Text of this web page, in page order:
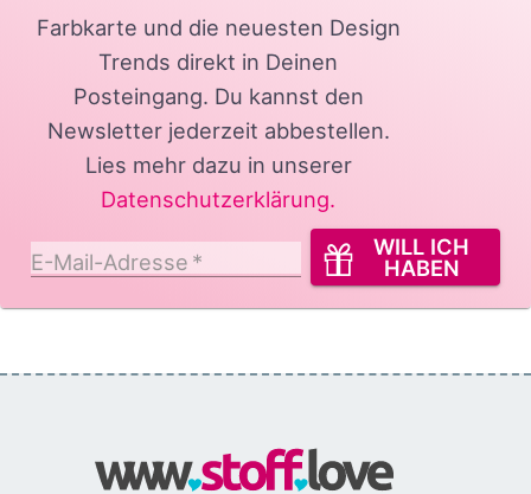
Farbkarte und die neuesten Design
Trends direkt in Deinen
Posteingang. Du kannst den
Newsletter jederzeit abbestellen.
Lies mehr dazu in unserer
Datenschutzerklärung.
E-Mail-Adresse *
WILL ICH
HABEN